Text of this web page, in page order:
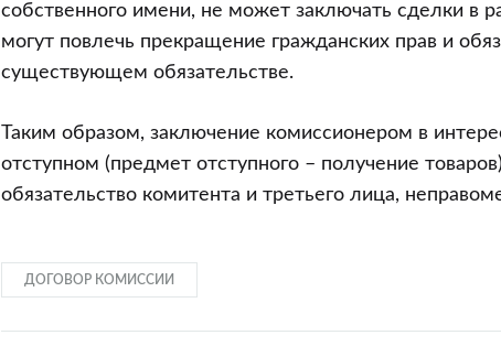
собственного имени, не может заключать сделки в
могут повлечь прекращение гражданских прав и
существующем обязательстве.
Таким образом, заключение комиссионером в
отступном (предмет отступного – получение
обязательство комитента и третьего лица,
ДОГОВОР КОМИССИИ